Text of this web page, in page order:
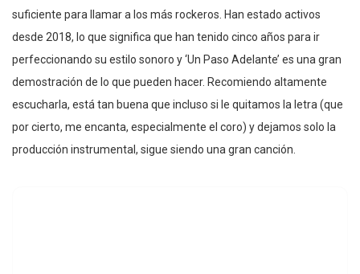
suficiente para llamar a los más rockeros. Han estado activos
desde 2018, lo que significa que han tenido cinco años para ir
perfeccionando su estilo sonoro y ‘Un Paso Adelante’ es una gran
demostración de lo que pueden hacer. Recomiendo altamente
escucharla, está tan buena que incluso si le quitamos la letra (que
por cierto, me encanta, especialmente el coro) y dejamos solo la
producción instrumental, sigue siendo una gran canción.